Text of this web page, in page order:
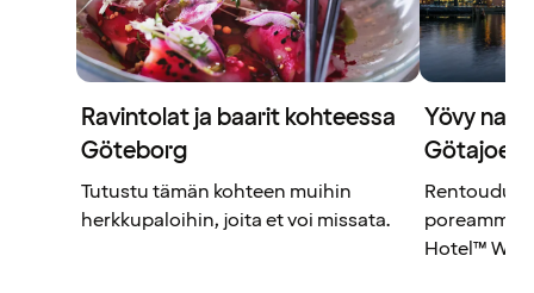
Ravintolat ja baarit kohteessa
Göteborg
Tutustu tämän kohteen muihin
herkkupaloihin, joita et voi missata.
Yövy
Götajoelle
Rentoudu
Hotel™